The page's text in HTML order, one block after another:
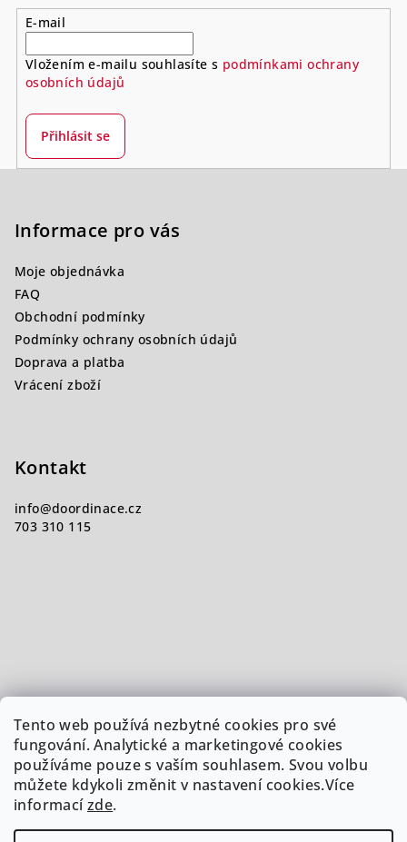
Tento web používá nezbytné cookies pro své
fungování. Analytické a marketingové cookies
používáme pouze s vaším souhlasem. Svou volbu
můžete kdykoli změnit v nastavení cookies.Více
informacízde.
E-mail
Vložením e-mailu souhlasíte s podmínkami ochrany
osobních údajů
Přihlásit se
Informace pro vás
Moje objednávka
FAQ
Obchodní podmínky
Podmínky ochrany osobních údajů
Doprava a platba
Vrácení zboží
Kontakt
info@doordinace.cz
703 310 115